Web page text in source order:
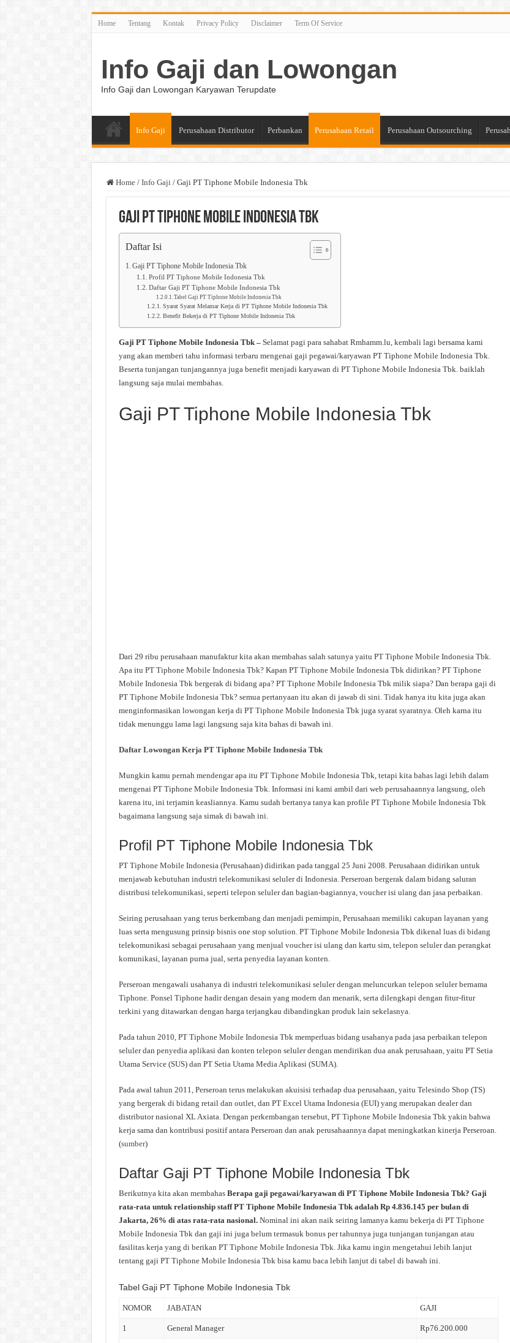
Home Tentang Kontak Privacy Policy Disclaimer Term Of Service
Info Gaji dan Lowongan
Info Gaji dan Lowongan Karyawan Terupdate
Info Gaji Perusahaan Distributor Perbankan Perusahaan Retail Perusahaan Outsourching
Home / Info Gaji / Gaji PT Tiphone Mobile Indonesia Tbk
Gaji PT Tiphone Mobile Indonesia Tbk
Daftar Isi
Gaji PT Tiphone Mobile Indonesia Tbk
Profil PT Tiphone Mobile Indonesia Tbk
Daftar Gaji PT Tiphone Mobile Indonesia Tbk
Tabel Gaji PT Tiphone Mobile Indonesia Tbk
Syarat Syarat Melamar Kerja di PT Tiphone Mobile Indonesia Tbk
Benefit Bekerja di PT Tiphone Mobile Indonesia Tbk
Gaji PT Tiphone Mobile Indonesia Tbk – Selamat pagi para sahabat Rmhamm.lu, kembali lagi bersama kami
yang akan memberi tahu informasi terbaru mengenai gaji pegawai/karyawan PT Tiphone Mobile Indonesia Tbk.
Beserta tunjangan tunjangannya juga benefit menjadi karyawan di PT Tiphone Mobile Indonesia Tbk. baiklah
langsung saja mulai membahas.
Gaji PT Tiphone Mobile Indonesia Tbk
Dari 29 ribu perusahaan manufaktur kita akan membahas salah satunya yaitu PT Tiphone Mobile Indonesia Tbk.
Apa itu PT Tiphone Mobile Indonesia Tbk? Kapan PT Tiphone Mobile Indonesia Tbk didirikan? PT Tiphone
Mobile Indonesia Tbk bergerak di bidang apa? PT Tiphone Mobile Indonesia Tbk milik siapa? Dan berapa gaji di
PT Tiphone Mobile Indonesia Tbk? semua pertanyaan itu akan di jawab di sini. Tidak hanya itu kita juga akan
menginformasikan lowongan kerja di PT Tiphone Mobile Indonesia Tbk juga syarat syaratnya. Oleh karna itu
tidak menunggu lama lagi langsung saja kita bahas di bawah ini.
Daftar Lowongan Kerja PT Tiphone Mobile Indonesia Tbk
Mungkin kamu pernah mendengar apa itu PT Tiphone Mobile Indonesia Tbk, tetapi kita bahas lagi lebih dalam
mengenai PT Tiphone Mobile Indonesia Tbk. Informasi ini kami ambil dari web perusahaannya langsung, oleh
karena itu, ini terjamin keasliannya. Kamu sudah bertanya tanya kan profile PT Tiphone Mobile Indonesia Tbk
bagaimana langsung saja simak di bawah ini.
Profil PT Tiphone Mobile Indonesia Tbk
PT Tiphone Mobile Indonesia (Perusahaan) didirikan pada tanggal 25 Juni 2008. Perusahaan didirikan untuk
menjawab kebutuhan industri telekomunikasi seluler di Indonesia. Perseroan bergerak dalam bidang saluran
distribusi telekomunikasi, seperti telepon seluler dan bagian-bagiannya, voucher isi ulang dan jasa perbaikan.
Seiring perusahaan yang terus berkembang dan menjadi pemimpin, Perusahaan memiliki cakupan layanan yang
luas serta mengusung prinsip bisnis one stop solution. PT Tiphone Mobile Indonesia Tbk dikenal luas di bidang
telekomunikasi sebagai perusahaan yang menjual voucher isi ulang dan kartu sim, telepon seluler dan perangkat
komunikasi, layanan purna jual, serta penyedia layanan konten.
Perseroan mengawali usahanya di industri telekomunikasi seluler dengan meluncurkan telepon seluler bernama
Tiphone. Ponsel Tiphone hadir dengan desain yang modern dan menarik, serta dilengkapi dengan fitur-fitur
terkini yang ditawarkan dengan harga terjangkau dibandingkan produk lain sekelasnya.
Pada tahun 2010, PT Tiphone Mobile Indonesia Tbk memperluas bidang usahanya pada jasa perbaikan telepon
seluler dan penyedia aplikasi dan konten telepon seluler dengan mendirikan dua anak perusahaan, yaitu PT Setia
Utama Service (SUS) dan PT Setia Utama Media Aplikasi (SUMA).
Pada awal tahun 2011, Perseroan terus melakukan akuisisi terhadap dua perusahaan, yaitu Telesindo Shop (TS)
yang bergerak di bidang retail dan outlet, dan PT Excel Utama Indonesia (EUI) yang merupakan dealer dan
distributor nasional XL Axiata. Dengan perkembangan tersebut, PT Tiphone Mobile Indonesia Tbk yakin bahwa
kerja sama dan kontribusi positif antara Perseroan dan anak perusahaannya dapat meningkatkan kinerja Perseroan.
(sumber)
Daftar Gaji PT Tiphone Mobile Indonesia Tbk
Berikutnya kita akan membahas Berapa gaji pegawai/karyawan di PT Tiphone Mobile Indonesia Tbk? Gaji
rata-rata untuk relationship staff PT Tiphone Mobile Indonesia Tbk adalah Rp 4.836.145 per bulan di
Jakarta, 26% di atas rata-rata nasional. Nominal ini akan naik seiring lamanya kamu bekerja di PT Tiphone
Mobile Indonesia Tbk dan gaji ini juga belum termasuk bonus per tahunnya juga tunjangan tunjangan atau
fasilitas kerja yang di berikan PT Tiphone Mobile Indonesia Tbk. Jika kamu ingin mengetahui lebih lanjut
tentang gaji PT Tiphone Mobile Indonesia Tbk bisa kamu baca lebih lanjut di tabel di bawah ini.
Tabel Gaji PT Tiphone Mobile Indonesia Tbk
NOMOR JABATAN GAJI
1 General Manager Rp76.200.000